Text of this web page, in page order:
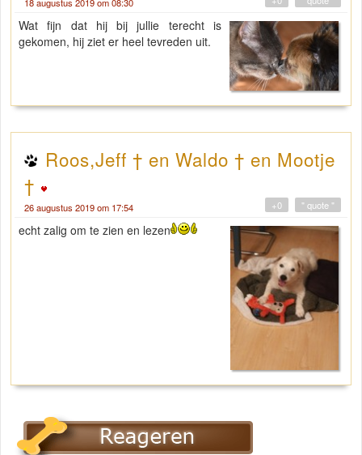
Wat fijn dat hij bij jullie terecht is
gekomen, hij ziet er heel tevreden uit.
Roos,Jeff † en Waldo † en Mootje
†
26 augustus 2019 om 17:54 " quote "
+0
echt zalig om te zien en lezen